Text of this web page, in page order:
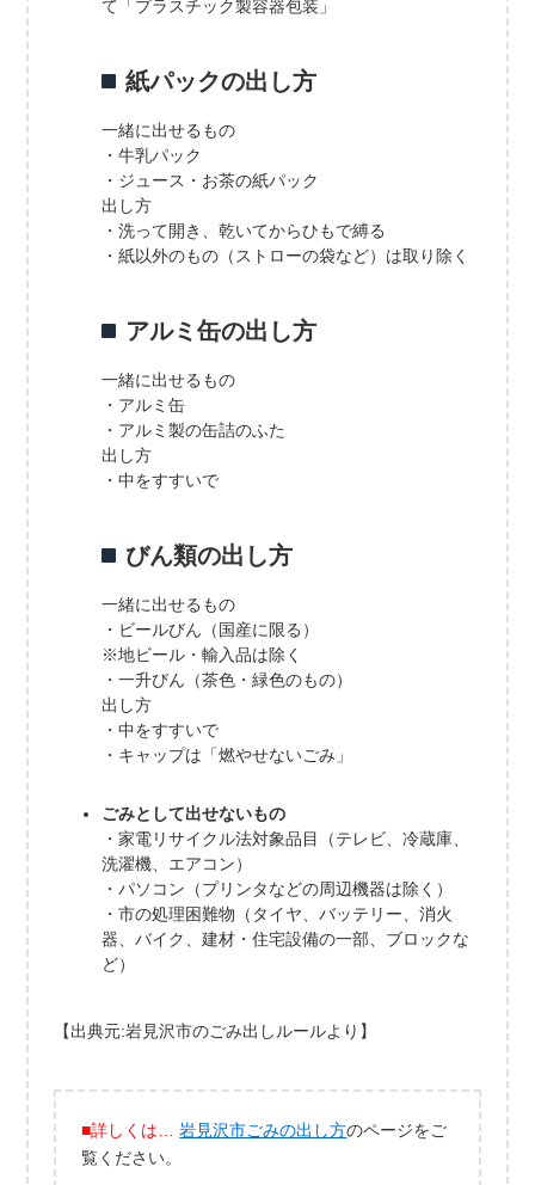
て「プラスチック製容器包装」
紙パックの出し方
一緒に出せるもの
・牛乳パック
・ジュース・お茶の紙パック
出し方
・洗って開き、乾いてからひもで縛る
・紙以外のもの（ストローの袋など）は取り除く
アルミ缶の出し方
一緒に出せるもの
・アルミ缶
・アルミ製の缶詰のふた
出し方
・中をすすいで
びん類の出し方
一緒に出せるもの
・ビールびん（国産に限る）
※地ビール・輸入品は除く
・一升びん（茶色・緑色のもの）
出し方
・中をすすいで
・キャップは「燃やせないごみ」
ごみとして出せないもの
・家電リサイクル法対象品目（テレビ、冷蔵庫、
洗濯機、エアコン）
・パソコン（プリンタなどの周辺機器は除く）
・市の処理困難物（タイヤ、バッテリー、消火
器、バイク、建材・住宅設備の一部、ブロックな
ど）
【出典元:岩見沢市のごみ出しルールより】
■詳しくは… 岩見沢市ごみの出し方のページをご
覧ください。